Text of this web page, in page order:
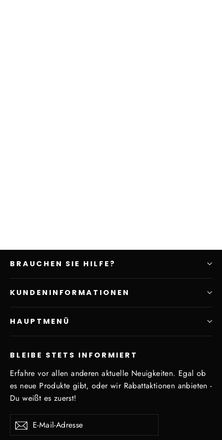
BRAUCHEN SIE HILFE?
KUNDENINFORMATIONEN
HAUPTMENÜ
BLEIBE STETS INFORMIERT
Erfahre vor allen anderen aktuelle Neuigkeiten. Egal ob
es neue Produkte gibt, oder wir Rabattaktionen anbieten -
Du weißt es zuerst!
E-
Mail-
Abonnieren